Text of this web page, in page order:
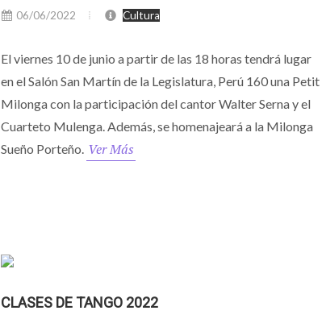
06/06/2022 Cultura
El viernes 10 de junio a partir de las 18 horas tendrá lugar
en el Salón San Martín de la Legislatura, Perú 160 una Petit
Milonga con la participación del cantor Walter Serna y el
Cuarteto Mulenga. Además, se homenajeará a la Milonga
Sueño Porteño. Ver Más
CLASES DE TANGO 2022